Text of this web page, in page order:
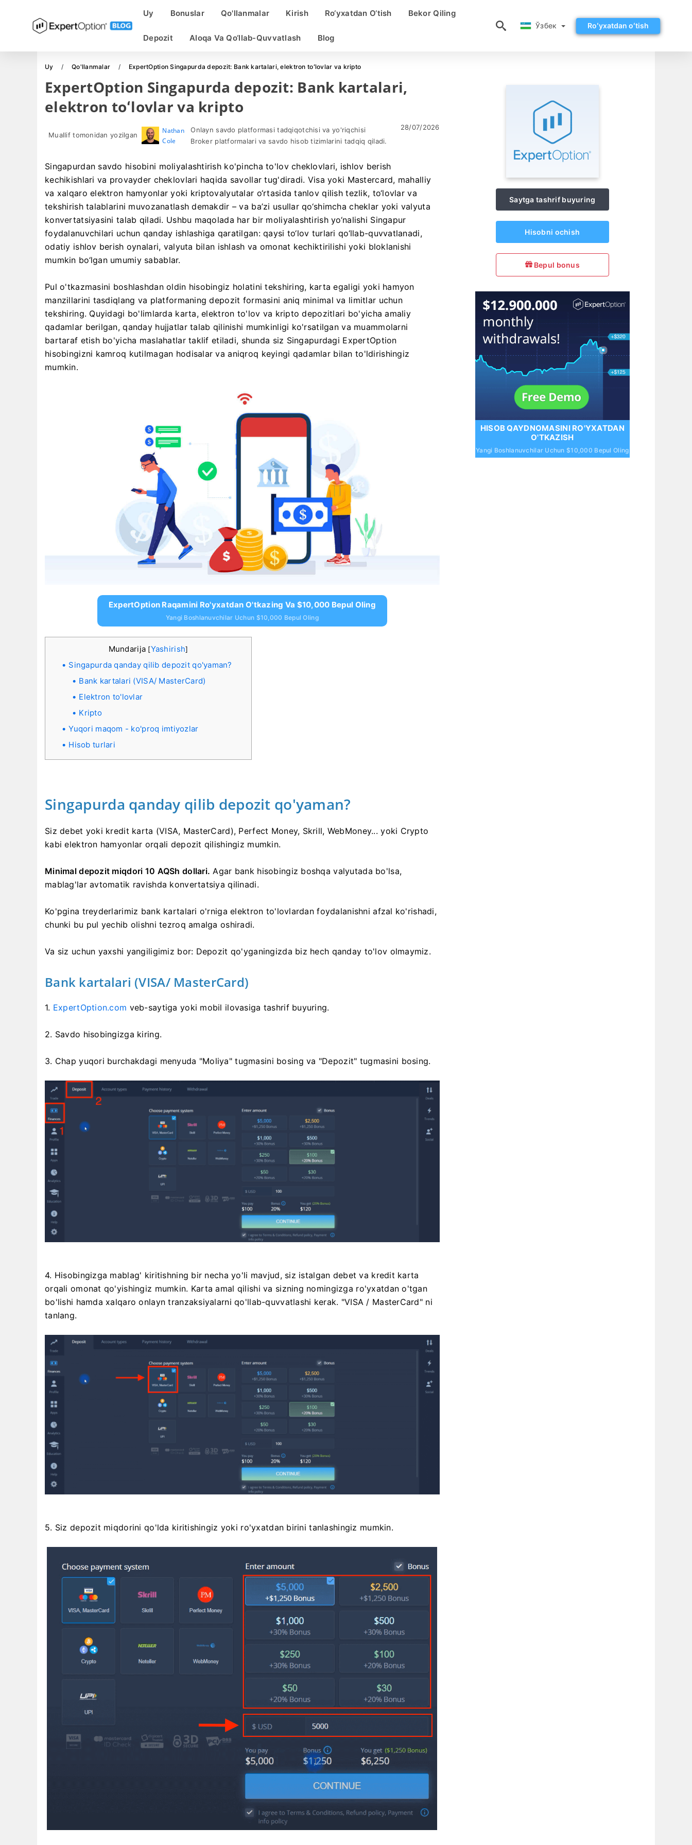
Uy Bonuslar Qo'llanmalar Kirish Ro‘yxatdan O‘tish Bekor Qiling
Depozit Aloqa Va Qo‘llab-Quvvatlash Blog
Ўзбек Roʻyxatdan oʻtish
Uy Qo'llanmalar ExpertOption Singapurda depozit: Bank kartalari, elektron toʻlovlar va kripto
ExpertOption Singapurda depozit: Bank kartalari,
elektron toʻlovlar va kripto
Muallif tomonidan yozilgan
Nathan
Cole
Onlayn savdo platformasi tadqiqotchisi va yo'riqchisi
Broker platformalari va savdo hisob tizimlarini tadqiq qiladi.
28/07/2026
Singapurdan savdo hisobini moliyalashtirish ko'pincha to'lov cheklovlari, ishlov berish
kechikishlari va provayder cheklovlari haqida savollar tug'diradi. Visa yoki Mastercard, mahalliy
va xalqaro elektron hamyonlar yoki kriptovalyutalar o‘rtasida tanlov qilish tezlik, to‘lovlar va
tekshirish talablarini muvozanatlash demakdir – va ba’zi usullar qo‘shimcha cheklar yoki valyuta
konvertatsiyasini talab qiladi. Ushbu maqolada har bir moliyalashtirish yo‘nalishi Singapur
foydalanuvchilari uchun qanday ishlashiga qaratilgan: qaysi to‘lov turlari qo‘llab-quvvatlanadi,
odatiy ishlov berish oynalari, valyuta bilan ishlash va omonat kechiktirilishi yoki bloklanishi
mumkin bo‘lgan umumiy sabablar.
Pul o'tkazmasini boshlashdan oldin hisobingiz holatini tekshiring, karta egaligi yoki hamyon
manzillarini tasdiqlang va platformaning depozit formasini aniq minimal va limitlar uchun
tekshiring. Quyidagi bo'limlarda karta, elektron to'lov va kripto depozitlari bo'yicha amaliy
qadamlar berilgan, qanday hujjatlar talab qilinishi mumkinligi ko'rsatilgan va muammolarni
bartaraf etish bo'yicha maslahatlar taklif etiladi, shunda siz Singapurdagi ExpertOption
hisobingizni kamroq kutilmagan hodisalar va aniqroq keyingi qadamlar bilan to'ldirishingiz
mumkin.
ExpertOption Raqamini Ro'yxatdan O'tkazing Va $10,000 Bepul Oling
Yangi Boshlanuvchilar Uchun $10,000 Bepul Oling
Mundarija [Yashirish]
Singapurda qanday qilib depozit qo'yaman?
Bank kartalari (VISA/ MasterCard)
Elektron to'lovlar
Kripto
Yuqori maqom - ko'proq imtiyozlar
Hisob turlari
Singapurda qanday qilib depozit qo'yaman?
Siz debet yoki kredit karta (VISA, MasterCard), Perfect Money, Skrill, WebMoney... yoki Crypto
kabi elektron hamyonlar orqali depozit qilishingiz mumkin.
Minimal depozit miqdori 10 AQSh dollari. Agar bank hisobingiz boshqa valyutada bo'lsa,
mablag'lar avtomatik ravishda konvertatsiya qilinadi.
Ko'pgina treyderlarimiz bank kartalari o'rniga elektron to'lovlardan foydalanishni afzal ko'rishadi,
chunki bu pul yechib olishni tezroq amalga oshiradi.
Va siz uchun yaxshi yangiligimiz bor: Depozit qo'yganingizda biz hech qanday to'lov olmaymiz.
Bank kartalari (VISA/ MasterCard)
1. ExpertOption.com veb-saytiga yoki mobil ilovasiga tashrif buyuring.
2. Savdo hisobingizga kiring.
3. Chap yuqori burchakdagi menyuda "Moliya" tugmasini bosing va "Depozit" tugmasini bosing.
4. Hisobingizga mablag' kiritishning bir necha yo'li mavjud, siz istalgan debet va kredit karta
orqali omonat qo'yishingiz mumkin. Karta amal qilishi va sizning nomingizga ro'yxatdan o'tgan
bo'lishi hamda xalqaro onlayn tranzaksiyalarni qo'llab-quvvatlashi kerak. "VISA / MasterCard" ni
tanlang.
5. Siz depozit miqdorini qo'lda kiritishingiz yoki ro'yxatdan birini tanlashingiz mumkin.
Saytga tashrif buyuring
Hisobni ochish
Bepul bonus
HISOB QAYDNOMASINI RO'YXATDAN
O'TKAZISH
Yangi Boshlanuvchilar Uchun $10,000 Bepul Oling